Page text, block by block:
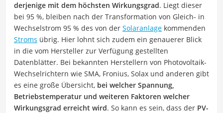
derjenige mit dem höchsten Wirkungsgrad. Liegt dieser
bei 95 %, bleiben nach der Transformation von Gleich- in
Wechselstrom 95 % des von der Solaranlage kommenden
Stroms übrig. Hier lohnt sich zudem ein genauerer Blick
in die vom Hersteller zur Verfügung gestellten
Datenblätter. Bei bekannten Herstellern von Photovoltaik-
Wechselrichtern wie SMA, Fronius, Solax und anderen gibt
es eine große Übersicht, bei welcher Spannung,
Betriebstemperatur und weiteren Faktoren welcher
Wirkungsgrad erreicht wird. So kann es sein, dass der PV-